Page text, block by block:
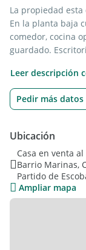
La propiedad
En la planta baja
comedor, cocina
guardado.
En la planta alta
excelentes
sauna.
jardín al lago con
La propiedad
losa radiante.
Leer descripción
Pedir más
Ubicación
Casa en venta
Barrio Marinas,
Partido de
Ampliar mapa